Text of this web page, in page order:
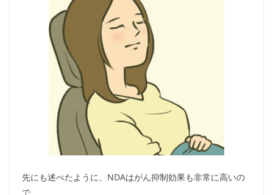
先にも述べたように、NDAはがん抑制効果も非常に高いの
で、